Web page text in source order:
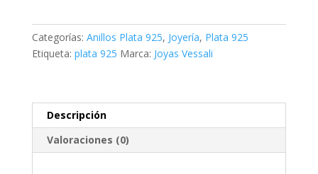
cantidad
Categorías: Anillos Plata 925, Joyería, Plata 925
Etiqueta: plata 925 Marca: Joyas Vessali
Descripción
Valoraciones (0)